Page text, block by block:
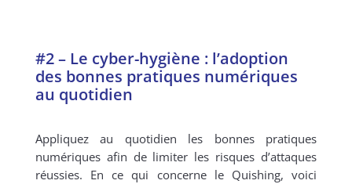
#2 – Le cyber-hygiène : l’adoption
des bonnes pratiques numériques
au quotidien
Appliquez au quotidien les bonnes pratiques
numériques afin de limiter les risques d’attaques
réussies. En ce qui concerne le Quishing, voici